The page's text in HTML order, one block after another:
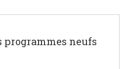
programmes neufs